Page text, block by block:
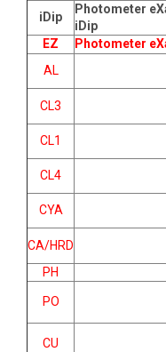
iDip
Photometer
iDip
EZ
Photometer
AL
CL3
CL1
CL4
CYA
CA/HRD
PH
PO
CU